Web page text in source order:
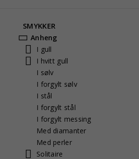
SMYKKER
Anheng
I gull
I hvitt gull
I sølv
I forgylt sølv
I stål
I forgylt stål
I forgylt messing
Med diamanter
Med perler
Solitaire